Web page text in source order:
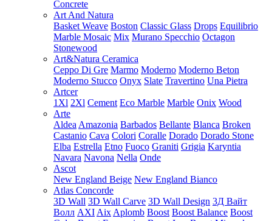
Concrete
Art And Natura
Basket Weave Boston Classic Glass Drops Equilibrio
Marble Mosaic Mix Murano Specchio Octagon
Stonewood
Art&Natura Ceramica
Ceppo Di Gre Marmo Moderno Moderno Beton
Moderno Stucco Onyx Slate Travertino Una Pietra
Artcer
1Xl 2Xl Cement Eco Marble Marble Onix Wood
Arte
Aldea Amazonia Barbados Bellante Blanca Broken
Castanio Cava Colori Coralle Dorado Dorado Stone
Elba Estrella Etno Fuoco Graniti Grigia Karyntia
Navara Navona Nella Onde
Ascot
New England Beige New England Bianco
Atlas Concorde
3D Wall 3D Wall Carve 3D Wall Design 3Д Вайт
Волл AXI Aix Aplomb Boost Boost Balance Boost